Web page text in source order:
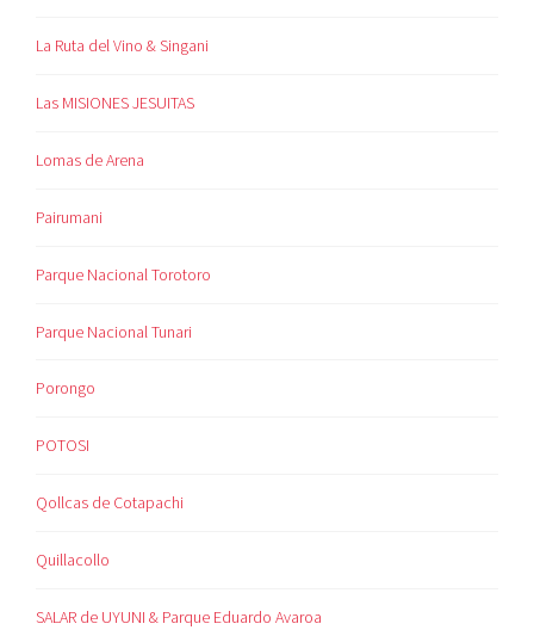
La Ruta del Vino & Singani
Las MISIONES JESUITAS
Lomas de Arena
Pairumani
Parque Nacional Torotoro
Parque Nacional Tunari
Porongo
POTOSI
Qollcas de Cotapachi
Quillacollo
SALAR de UYUNI & Parque Eduardo Avaroa